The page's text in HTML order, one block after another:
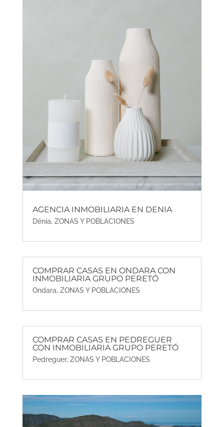
AGENCIA INMOBILIARIA EN DENIA
Dénia, ZONAS Y POBLACIONES
COMPRAR CASAS EN ONDARA CON
INMOBILIARIA GRUPO PERETÓ
Ondara, ZONAS Y POBLACIONES
COMPRAR CASAS EN PEDREGUER
CON INMOBILIARIA GRUPO PERETÓ
Pedreguer, ZONAS Y POBLACIONES